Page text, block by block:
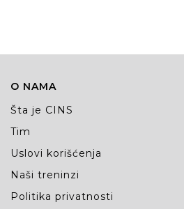
O NAMA
Šta je CINS
Tim
Uslovi korišćenja
Naši treninzi
Politika privatnosti